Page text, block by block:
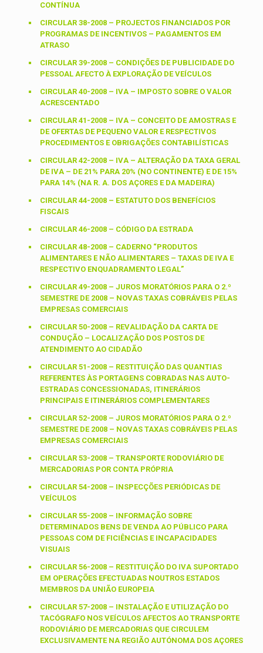
CONTÍNUA
CIRCULAR 38-2008 – PROJECTOS FINANCIADOS POR
PROGRAMAS DE INCENTIVOS – PAGAMENTOS EM
ATRASO
CIRCULAR 39-2008 – CONDIÇÕES DE PUBLICIDADE DO
PESSOAL AFECTO À EXPLORAÇÃO DE VEÍCULOS
CIRCULAR 40-2008 – IVA – IMPOSTO SOBRE O VALOR
ACRESCENTADO
CIRCULAR 41-2008 – IVA – CONCEITO DE AMOSTRAS E
DE OFERTAS DE PEQUENO VALOR E RESPECTIVOS
PROCEDIMENTOS E OBRIGAÇÕES CONTABILÍSTICAS
CIRCULAR 42-2008 – IVA – ALTERAÇÃO DA TAXA GERAL
DE IVA – DE 21% PARA 20% (NO CONTINENTE) E DE 15%
PARA 14% (NA R. A. DOS AÇORES E DA MADEIRA)
CIRCULAR 44-2008 – ESTATUTO DOS BENEFÍCIOS
FISCAIS
CIRCULAR 46-2008 – CÓDIGO DA ESTRADA
CIRCULAR 48-2008 – CADERNO “PRODUTOS
ALIMENTARES E NÃO ALIMENTARES – TAXAS DE IVA E
RESPECTIVO ENQUADRAMENTO LEGAL”
CIRCULAR 49-2008 – JUROS MORATÓRIOS PARA O 2.º
SEMESTRE DE 2008 – NOVAS TAXAS COBRÁVEIS PELAS
EMPRESAS COMERCIAIS
CIRCULAR 50-2008 – REVALIDAÇÃO DA CARTA DE
CONDUÇÃO – LOCALIZAÇÃO DOS POSTOS DE
ATENDIMENTO AO CIDADÃO
CIRCULAR 51-2008 – RESTITUIÇÃO DAS QUANTIAS
REFERENTES ÀS PORTAGENS COBRADAS NAS AUTO-
ESTRADAS CONCESSIONADAS, ITINERÁRIOS
PRINCIPAIS E ITINERÁRIOS COMPLEMENTARES
CIRCULAR 52-2008 – JUROS MORATÓRIOS PARA O 2.º
SEMESTRE DE 2008 – NOVAS TAXAS COBRÁVEIS PELAS
EMPRESAS COMERCIAIS
CIRCULAR 53-2008 – TRANSPORTE RODOVIÁRIO DE
MERCADORIAS POR CONTA PRÓPRIA
CIRCULAR 54-2008 – INSPECÇÕES PERIÓDICAS DE
VEÍCULOS
CIRCULAR 55-2008 – INFORMAÇÃO SOBRE
DETERMINADOS BENS DE VENDA AO PÚBLICO PARA
PESSOAS COM DE FICIÊNCIAS E INCAPACIDADES
VISUAIS
CIRCULAR 56-2008 – RESTITUIÇÃO DO IVA SUPORTADO
EM OPERAÇÕES EFECTUADAS NOUTROS ESTADOS
MEMBROS DA UNIÃO EUROPEIA
CIRCULAR 57-2008 – INSTALAÇÃO E UTILIZAÇÃO DO
TACÓGRAFO NOS VEÍCULOS AFECTOS AO TRANSPORTE
RODOVIÁRIO DE MERCADORIAS QUE CIRCULEM
EXCLUSIVAMENTE NA REGIÃO AUTÓNOMA DOS AÇORES